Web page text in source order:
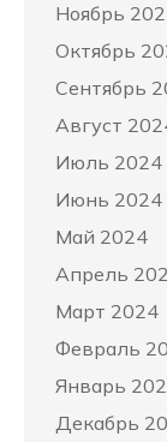
Ноябрь
Октябрь
Сентябрь
Август
Июль 2024
Июнь 2024
Май 2024
Апрель
Март 2024
Февраль
Январь
Декабрь